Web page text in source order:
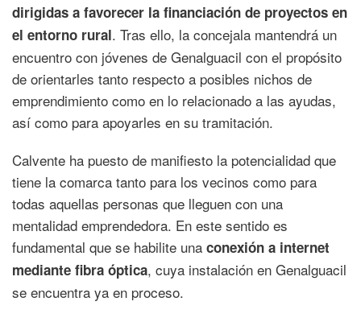
dirigidas a favorecer la financiación de proyectos en
el entorno rural. Tras ello, la concejala mantendrá un
encuentro con jóvenes de Genalguacil con el propósito
de orientarles tanto respecto a posibles nichos de
emprendimiento como en lo relacionado a las ayudas,
así como para apoyarles en su tramitación.
Calvente ha puesto de manifiesto la potencialidad que
tiene la comarca tanto para los vecinos como para
todas aquellas personas que lleguen con una
mentalidad emprendedora. En este sentido es
fundamental que se habilite una conexión a internet
mediante fibra óptica, cuya instalación en Genalguacil
se encuentra ya en proceso.